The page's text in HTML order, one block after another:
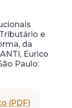
e
da
Eurico
Paulo:
(PDF)